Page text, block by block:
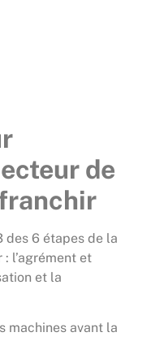
de
des 6 étapes de la
l’agrément et
et la
machines avant la